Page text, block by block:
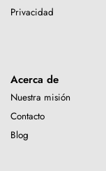
Privacidad
Acerca de
Nuestra misión
Contacto
Blog